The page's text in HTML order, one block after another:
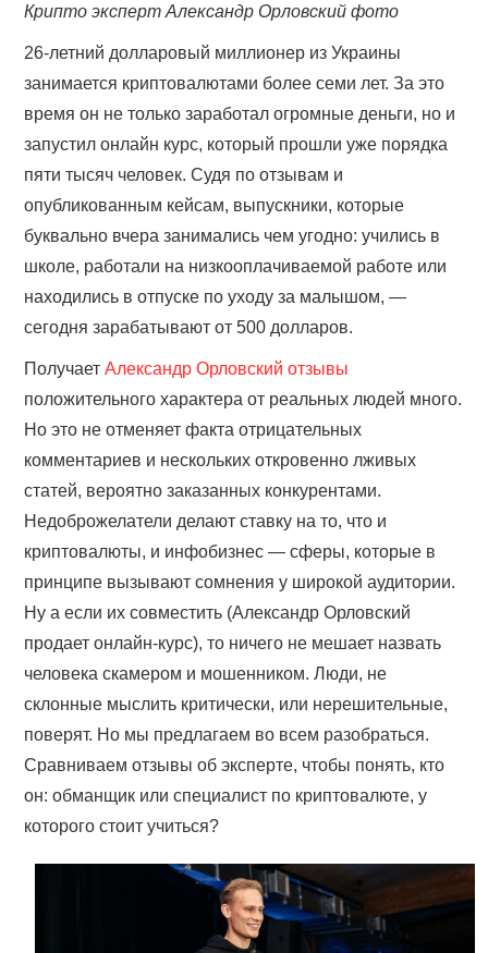
Крипто эксперт Александр Орловский фото
26-летний долларовый миллионер из Украины
занимается криптовалютами более семи лет. За это
время он не только заработал огромные деньги, но и
запустил онлайн курс, который прошли уже порядка
пяти тысяч человек. Судя по отзывам и
опубликованным кейсам, выпускники, которые
буквально вчера занимались чем угодно: учились в
школе, работали на низкооплачиваемой работе или
находились в отпуске по уходу за малышом, —
сегодня зарабатывают от 500 долларов.
ПолучаетАлександр Орловский отзывы
положительного характера от реальных людей много.
Но это не отменяет факта отрицательных
комментариев и нескольких откровенно лживых
статей, вероятно заказанных конкурентами.
Недоброжелатели делают ставку на то, что и
криптовалюты, и инфобизнес — сферы, которые в
принципе вызывают сомнения у широкой аудитории.
Ну а если их совместить (Александр Орловский
продает онлайн-курс), то ничего не мешает назвать
человека скамером и мошенником. Люди, не
склонные мыслить критически, или нерешительные,
поверят. Но мы предлагаем во всем разобраться.
Сравниваем отзывы об эксперте, чтобы понять, кто
он: обманщик или специалист по криптовалюте, у
которого стоит учиться?